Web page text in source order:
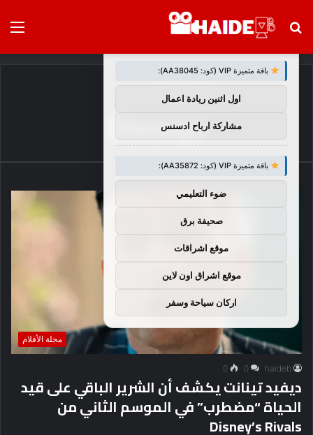
بحث
الرئيسية/
Disneys
Disneys
مجلة الأفلام
haideb
0
0
ديفيد تينانت يكشف أن الشرير الباقي على قيد
الحياة “مضطرب” في الموسم الثاني من
Disney’s Rivals
توصيات :
باقة متميزة VIP (كود: AA38045):
اول اثنين ريادة اعمال
مشاركة ارباح ادسنس
باقة متميزة VIP (كود: AA35872):
ضوء التعليمي
صحيفة برق
موقع اشراقات
موقع اشراق اون لاين
اركان سياحة وسفر